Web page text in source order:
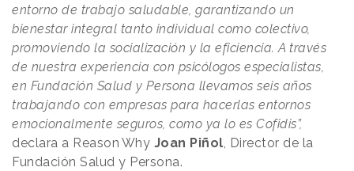
entorno de trabajo saludable, garantizando un
bienestar integral tanto individual como colectivo,
promoviendo la socialización y la eficiencia. A través
de nuestra experiencia con psicólogos especialistas,
en Fundación Salud y Persona llevamos seis años
trabajando con empresas para hacerlas entornos
emocionalmente seguros, como ya lo es Cofidis”,
declara a Reason Why Joan Piñol, Director de la
Fundación Salud y Persona.